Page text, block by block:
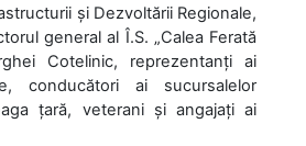
și Dezvoltării Regionale,
general al Î.S. „Calea Ferată
Cotelinic, reprezentanți ai
conducători ai sucursalelor
țară, veterani și angajați ai